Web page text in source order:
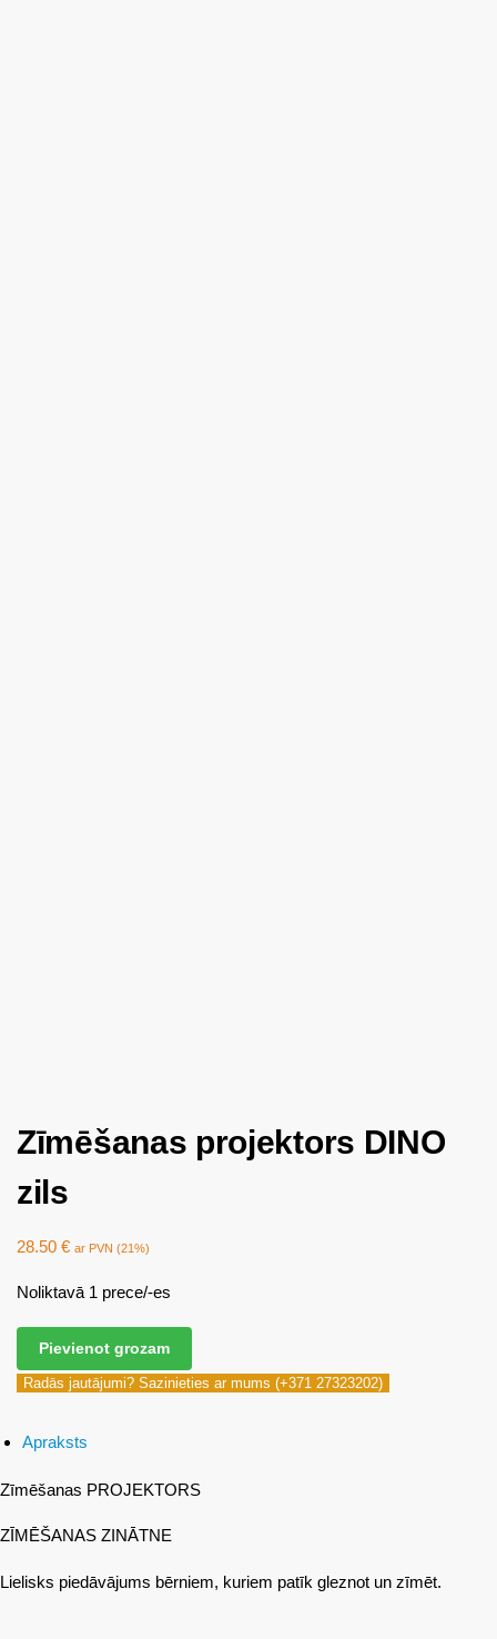
Zīmēšanas projektors DINO
zils
28.50 € ar PVN (21%)
Noliktavā 1 prece/-es
Pievienot grozam
Radās jautājumi? Sazinieties ar mums (+371 27323202)
Apraksts
Zīmēšanas PROJEKTORS
ZĪMĒŠANAS ZINĀTNE
Lielisks piedāvājums bērniem, kuriem patīk gleznot un zīmēt.